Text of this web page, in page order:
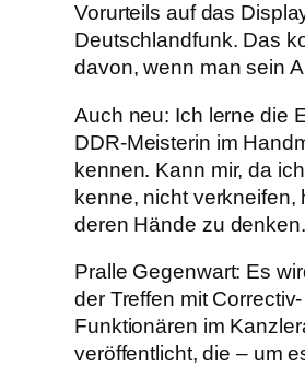
Vorurteils auf das
Deutschlandfunk. Das
davon, wenn man sein
Auch neu: Ich lerne die
DDR-Meisterin im
kennen. Kann mir, da
kenne, nicht verkneifen,
deren Hände zu denken.
Pralle Gegenwart: Es
der Treffen mit Correctiv-
Funktionären im
veröffentlicht, die – um